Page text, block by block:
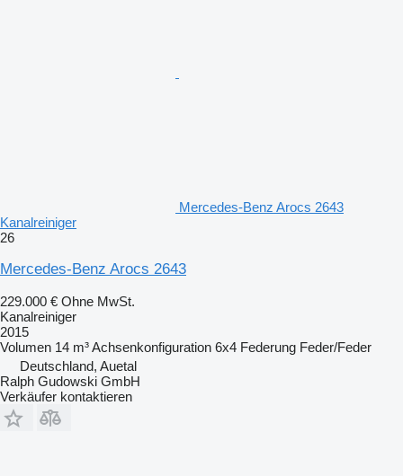
Mercedes-Benz Arocs 2643
Kanalreiniger
26
Mercedes-Benz Arocs 2643
229.000 € Ohne MwSt.
Kanalreiniger
2015
Volumen 14 m³Achsenkonfiguration 6x4 Federung Feder/Feder
Deutschland, Auetal
Ralph Gudowski GmbH
Verkäufer kontaktieren